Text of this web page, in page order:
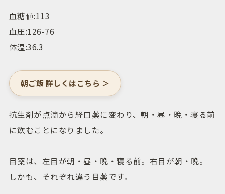
血糖値:113
血圧:126-76
体温:36.3
朝ご飯 詳しくはこちら ＞
抗生剤が点滴から経口薬に変わり、朝・昼・晩・寝る前
に飲むことになりました。
目薬は、左目が朝・昼・晩・寝る前。右目が朝・晩。
しかも、それぞれ違う目薬です。